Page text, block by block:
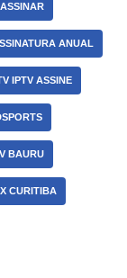
ANUAL
IPTV ASSINE
BAURU
CURITIBA